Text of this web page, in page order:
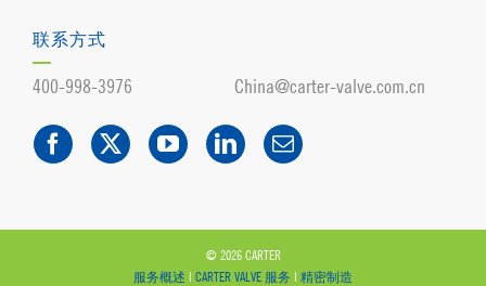
联系方式
400-998-3976 China@carter-valve.com.cn
© 2026 CARTER
服务概述 | CARTER VALVE 服务 | 精密制造